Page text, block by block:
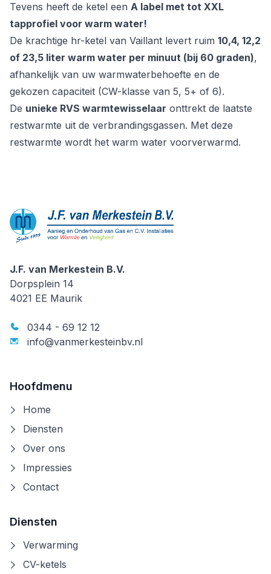
Tevens heeft de ketel een A label met tot XXL
tapprofiel voor warm water!
De krachtige hr-ketel van Vaillant levert ruim 10,4, 12,2
of 23,5 liter warm water per minuut (bij 60 graden),
afhankelijk van uw warmwaterbehoefte en de
gekozen capaciteit (CW-klasse van 5, 5+ of 6).
De unieke RVS warmtewisselaar onttrekt de laatste
restwarmte uit de verbrandingsgassen. Met deze
restwarmte wordt het warm water voorverwarmd.
J.F. van Merkestein B.V.
J.F. van Merkestein B.V.
Dorpsplein 14
4021 EE Maurik
0344 - 69 12 12
info@vanmerkesteinbv.nl
Hoofdmenu
Home
Diensten
Over ons
Impressies
Contact
Diensten
Verwarming
CV-ketels